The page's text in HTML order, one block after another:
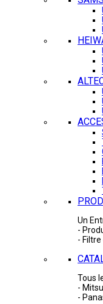
Un
-
-
Tous
-
-